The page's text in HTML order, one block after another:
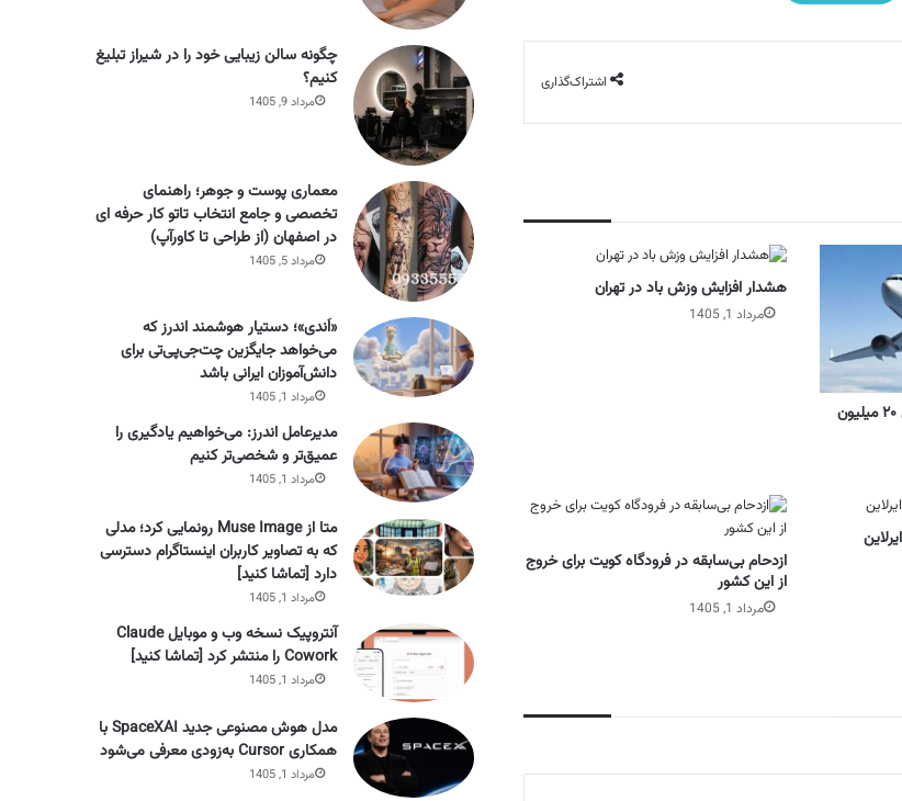
اشتراک‌گذاری
هشدار افزایش وزش باد در تهران
مرداد 1, 1405
بلیت پرواز تهران ــ نجف حداقل ۲۰ میلیون
ازدحام بی‌سابقه‌ در فرودگاه کویت برای خروج
از این کشور
مرداد 1, 1405
چگونه سالن زیبایی خود را در شیراز تبلیغ
کنیم؟
مرداد 9, 1405
معماری پوست و جوهر؛ راهنمای
تخصصی و جامع انتخاب تاتو کار حرفه ای
در اصفهان (از طراحی تا کاورآپ)
مرداد 5, 1405
«اَندی»؛ دستیار هوشمند اندرز که
می‌خواهد جایگزین چت‌جی‌پی‌تی برای
دانش‌آموزان ایرانی باشد
مرداد 1, 1405
مدیرعامل اندرز: می‌خواهیم یادگیری را
عمیق‌تر و شخصی‌تر کنیم
مرداد 1, 1405
متا از Muse Image رونمایی کرد؛ مدلی
که به تصاویر کاربران اینستاگرام دسترسی
دارد [تماشا کنید]
مرداد 1, 1405
آنتروپیک نسخه وب و موبایل Claude
Cowork را منتشر کرد [تماشا کنید]
مرداد 1, 1405
مدل هوش مصنوعی جدید SpaceXAI با
همکاری Cursor به‌زودی معرفی می‌شود
مرداد 1, 1405